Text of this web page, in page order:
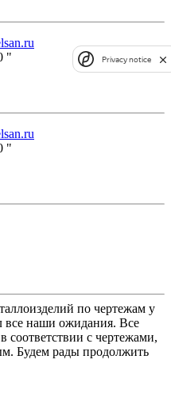
"
"
по чертежам у
все наши ожидания. Все
соответствии с чертежами,
Будем рады продолжить
Privacy notice